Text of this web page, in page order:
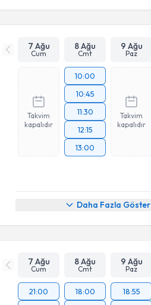
7 Ağu
Cum
8 Ağu
Cmt
9 Ağu
Paz
Takvim
kapalıdır
10:00
10:45
11:30
12:15
13:00
Takvim
kapalıdır
Daha Fazla Göster
7 Ağu
Cum
8 Ağu
Cmt
9 Ağu
Paz
21:00
18:00
18:55